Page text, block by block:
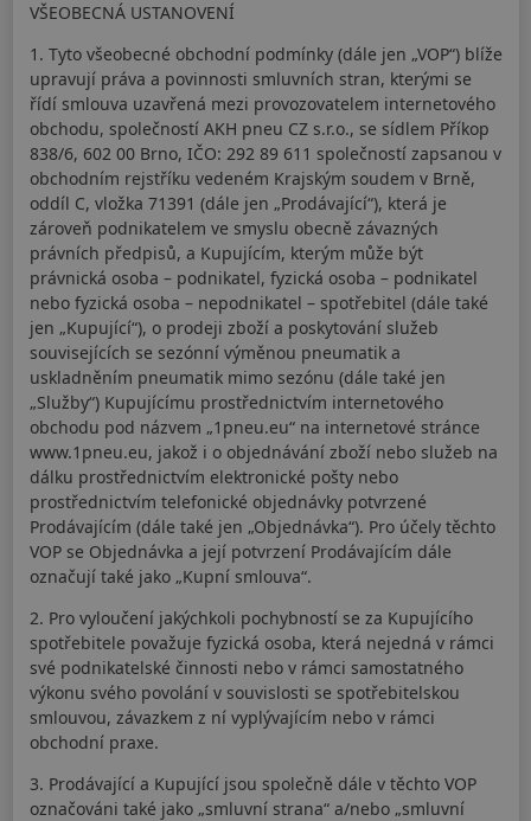
VŠEOBECNÁ USTANOVENÍ
1. Tyto všeobecné obchodní podmínky (dále jen „VOP“) blíže
upravují práva a povinnosti smluvních stran, kterými se
řídí smlouva uzavřená mezi provozovatelem internetového
obchodu, společností AKH pneu CZ s.r.o., se sídlem Příkop
838/6, 602 00 Brno, IČO: 292 89 611 společností zapsanou v
obchodním rejstříku vedeném Krajským soudem v Brně,
oddíl C, vložka 71391 (dále jen „Prodávající“), která je
zároveň podnikatelem ve smyslu obecně závazných
právních předpisů, a Kupujícím, kterým může být
právnická osoba – podnikatel, fyzická osoba – podnikatel
nebo fyzická osoba – nepodnikatel – spotřebitel (dále také
jen „Kupující“), o prodeji zboží a poskytování služeb
souvisejících se sezónní výměnou pneumatik a
uskladněním pneumatik mimo sezónu (dále také jen
„Služby“) Kupujícímu prostřednictvím internetového
obchodu pod názvem „1pneu.eu“ na internetové stránce
www.1pneu.eu, jakož i o objednávání zboží nebo služeb na
dálku prostřednictvím elektronické pošty nebo
prostřednictvím telefonické objednávky potvrzené
Prodávajícím (dále také jen „Objednávka“). Pro účely těchto
VOP se Objednávka a její potvrzení Prodávajícím dále
označují také jako „Kupní smlouva“.
2. Pro vyloučení jakýchkoli pochybností se za Kupujícího
spotřebitele považuje fyzická osoba, která nejedná v rámci
své podnikatelské činnosti nebo v rámci samostatného
výkonu svého povolání v souvislosti se spotřebitelskou
smlouvou, závazkem z ní vyplývajícím nebo v rámci
obchodní praxe.
3. Prodávající a Kupující jsou společně dále v těchto VOP
označováni také jako „smluvní strana“ a/nebo „smluvní